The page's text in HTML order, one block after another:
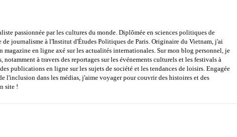
passionnée par les cultures du monde. Diplômée en sciences politiques de
de journalisme à l'Institut d'Études Politiques de Paris. Originaire du Vietnam, j'ai
magazine en ligne axé sur les actualités internationales. Sur mon blog personnel, je
à travers des reportages sur les événements culturels et les festivals à
publications en ligne sur les sujets de société et les tendances de loisirs. Engagée
l'inclusion dans les médias, j'aime voyager pour couvrir des histoires et des
site !